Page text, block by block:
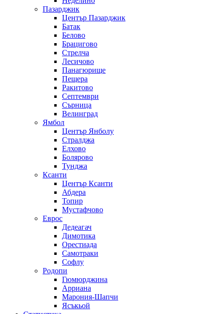
Пазарджик
Център Пазарджик
Батак
Белово
Брацигово
Стрелча
Лесичово
Панагюрище
Пещера
Ракитово
Септември
Сърница
Велинград
Ямбол
Център Янболу
Стралджа
Елхово
Болярово
Тунджа
Ксанти
Център Ксанти
Абдера
Топир
Мустафчово
Еврос
Дедеагач
Димотика
Орестиада
Самотраки
Софлу
Родопи
Гюмюрджина
Арриана
Марония-Шапчи
Ясъкьой